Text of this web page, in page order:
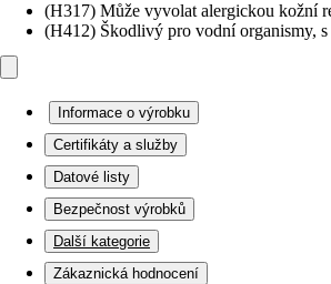
(H317) Může vyvolat alergickou kožní
(H412) Škodlivý pro vodní organismy,
Informace o výrobku
Certifikáty a služby
Datové listy
Bezpečnost výrobků
Další kategorie
Zákaznická hodnocení